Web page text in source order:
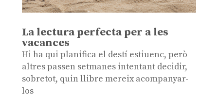
La lectura perfecta per a les
vacances
Hi ha qui planifica el destí estiuenc, però
altres passen setmanes intentant decidir,
sobretot, quin llibre mereix acompanyar-
los